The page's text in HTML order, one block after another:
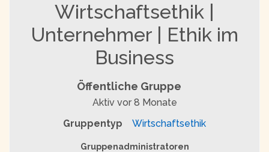
Wirtschaftsethik |
Unternehmer | Ethik im
Business
Öffentliche Gruppe
Aktiv vor 8 Monate
Gruppentyp
Wirtschaftsethik
Gruppenadministratoren